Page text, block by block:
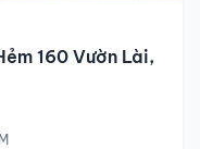
160 Vườn Lài,